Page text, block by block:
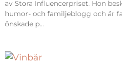
av Stora Influencerpriset. Hon
humor- och familjeblogg och är
önskade p…